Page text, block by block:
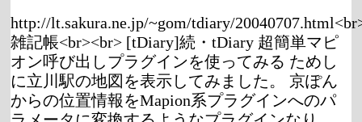
http://lt.sakura.ne.jp/~gom/tdiary/
雑記帳<br><br> [tDiary]続・tDiary 超簡単マピ
オン呼び出しプラグインを使ってみる ためし
に立川駅の地図を表示してみました。 京ぽん
からの位置情報をMapion系プラグインへのパ